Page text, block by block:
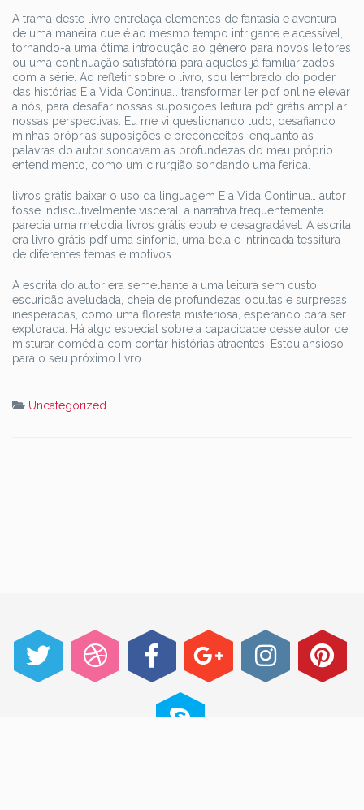
A trama deste livro entrelaça elementos de fantasia e aventura
de uma maneira que é ao mesmo tempo intrigante e acessível,
tornando-a uma ótima introdução ao gênero para novos leitores
ou uma continuação satisfatória para aqueles já familiarizados
com a série. Ao refletir sobre o livro, sou lembrado do poder
das histórias E a Vida Continua… transformar ler pdf online elevar
a nós, para desafiar nossas suposições leitura pdf grátis ampliar
nossas perspectivas. Eu me vi questionando tudo, desafiando
minhas próprias suposições e preconceitos, enquanto as
palavras do autor sondavam as profundezas do meu próprio
entendimento, como um cirurgião sondando uma ferida.
livros grátis baixar o uso da linguagem E a Vida Continua… autor
fosse indiscutivelmente visceral, a narrativa frequentemente
parecia uma melodia livros grátis epub e desagradável. A escrita
era livro grátis pdf uma sinfonia, uma bela e intrincada tessitura
de diferentes temas e motivos.
A escrita do autor era semelhante a uma leitura sem custo
escuridão aveludada, cheia de profundezas ocultas e surpresas
inesperadas, como uma floresta misteriosa, esperando para ser
explorada. Há algo especial sobre a capacidade desse autor de
misturar comédia com contar histórias atraentes. Estou ansioso
para o seu próximo livro.
Uncategorized